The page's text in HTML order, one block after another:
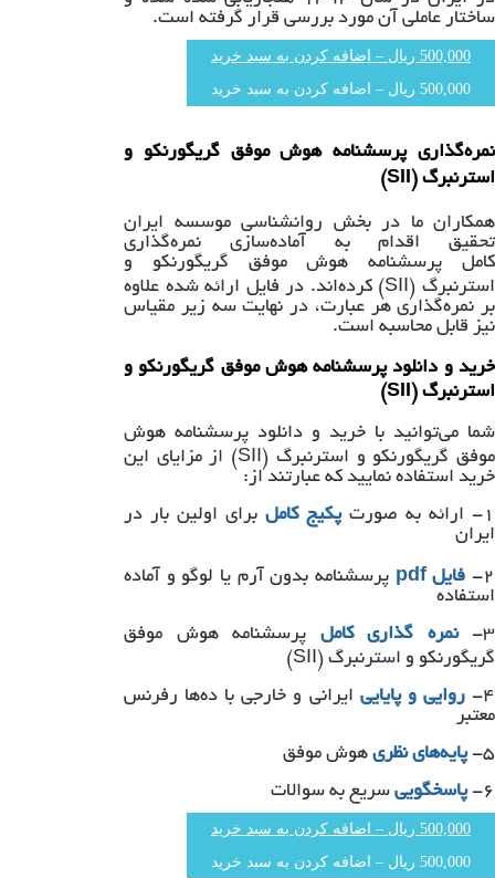
ساختار عاملی آن مورد بررسی قرار گرفته است.
500,000 ریال – اضافه کردن به سبد خرید
نمره‌گذاری پرسشنامه هوش موفق گریگورنکو و
استرنبرگ (SII)
همکاران ما در بخش روانشناسی موسسه ایران
تحقیق اقدام به آماده‌سازی نمره‌گذاری
کامل پرسشنامه هوش موفق گریگورنکو و
استرنبرگ (SII) کرده‌اند. در فایل ارائه شده علاوه
بر نمره‌گذاری هر عبارت، در نهایت سه زیر مقیاس
نیز قابل محاسبه است.
خرید و دانلود پرسشنامه هوش موفق گریگورنکو و
استرنبرگ (SII)
شما می‌توانید با خرید و دانلود پرسشنامه هوش
موفق گریگورنکو و استرنبرگ (SII) از مزایای این
خرید استفاده نمایید که عبارتند از:
۱- ارائه به صورت
پکیج کامل برای اولین بار در
ایران
۲- فایلpdf پرسشنامه بدون آرم یا لوگو و آماده
استفاده
۳-
نمره گذاری کامل
پرسشنامه هوش موفق
گریگورنکو و استرنبرگ (SII)
۴-
روایی و پایایی ایرانی و خارجی با ده‌ها رفرنس
معتبر
۵-
پایه‌های نظری هوش موفق
۶-
پاسخگویی سریع به سوالات
500,000 ریال – اضافه کردن به سبد خرید